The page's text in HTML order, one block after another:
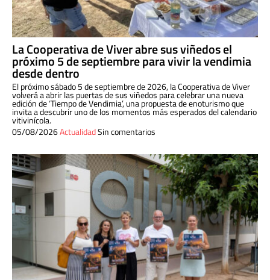
La Cooperativa de Viver abre sus viñedos el
próximo 5 de septiembre para vivir la vendimia
desde dentro
El próximo sábado 5 de septiembre de 2026, la Cooperativa de Viver
volverá a abrir las puertas de sus viñedos para celebrar una nueva
edición de ‘Tiempo de Vendimia’, una propuesta de enoturismo que
invita a descubrir uno de los momentos más esperados del calendario
vitivinícola.
05/08/2026ActualidadSin comentarios